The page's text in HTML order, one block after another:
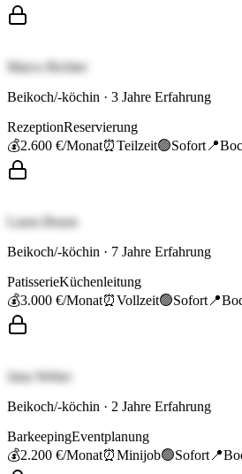
Marco Richter
Beikoch/-köchin · 3 Jahre Erfahrung
RezeptionReservierung
💰2.600 €/Monat⏰Teilzeit🟢Sofort 📍
Laura Braun
Beikoch/-köchin · 7 Jahre Erfahrung
PatisserieKüchenleitung
💰3.000 €/Monat⏰Vollzeit🟢Sofort 📍
Jana Weber
Beikoch/-köchin · 2 Jahre Erfahrung
BarkeepingEventplanung
💰2.200 €/Monat⏰Minijob🟢Sofort 📍